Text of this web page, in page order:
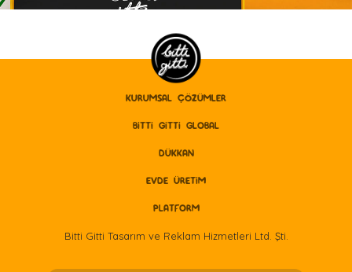
KURUMSAL ÇÖZÜMLER
BITTI GITTI GLOBAL
DÜKKAN
EVDE ÜRETİM
PLATFORM
Bitti Gitti Tasarım ve Reklam Hizmetleri Ltd. Şti.